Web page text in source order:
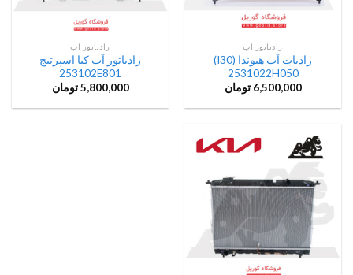
رادیاتور آب
رادیات آب هیوندا (I30)
2531022H050
6,500,000 تومان
رادیاتور آب
رادیاتور آب کیا اسپرتیج
253102E801
5,800,000 تومان